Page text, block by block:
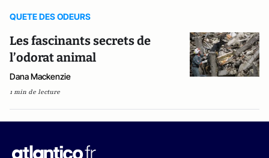
QUETE DES ODEURS
Les fascinants secrets de
l’odorat animal
Dana Mackenzie
1 min de lecture